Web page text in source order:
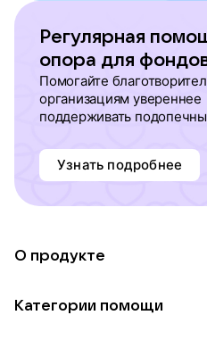
Регулярная
опора для
Помогайте
организациям увереннее
поддерживать
Узнать подробнее
О продукте
Категории помощи